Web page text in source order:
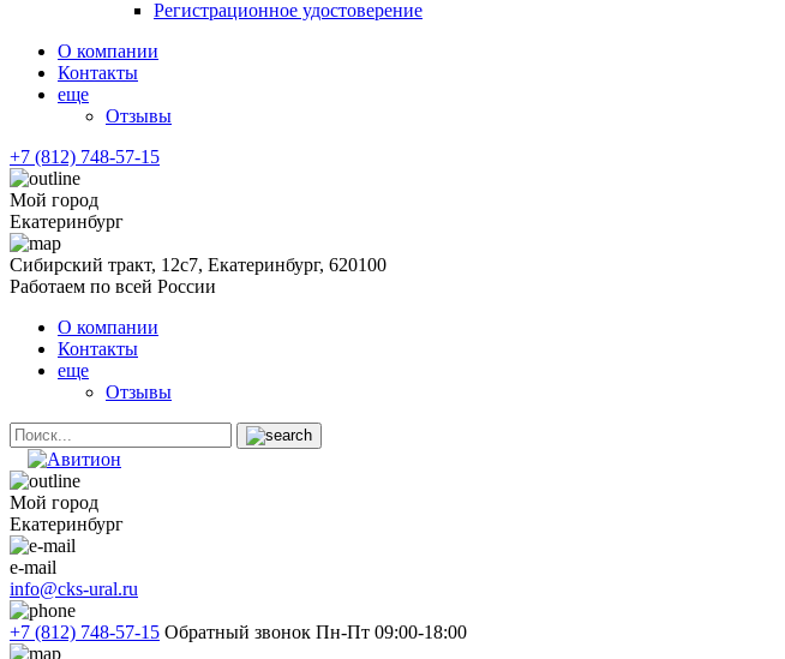
Регистрационное удостоверение
О компании
Контакты
еще
Отзывы
+7 (812) 748-57-15
Мой город
Екатеринбург
Сибирский тракт, 12с7, Екатеринбург, 620100
Работаем по всей России
О компании
Контакты
еще
Отзывы
Мой город
Екатеринбург
e-mail
info@cks-ural.ru
+7 (812) 748-57-15 Обратный звонок Пн-Пт 09:00-18:00